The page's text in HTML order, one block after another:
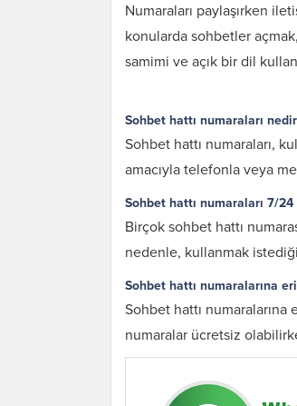
Numaraları paylaşırken
konularda sohbetler
samimi ve açık bir dil
Sohbet hattı numaraları
Sohbet hattı numaraları,
amacıyla telefonla veya
Sohbet hattı numaraları 7/
Birçok sohbet hattı
nedenle, kullanmak
Sohbet hattı numaralarına
Sohbet hattı numaralarına
numaralar ücretsiz